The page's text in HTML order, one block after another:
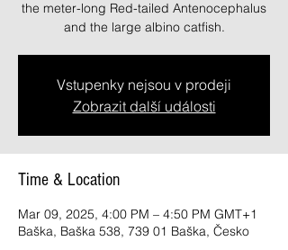
the meter-long Red-tailed Antenocephalus
and the large albino catfish.
Vstupenky nejsou v prodeji
Zobrazit další události
Time & Location
Mar 09, 2025, 4:00 PM – 4:50 PM GMT+1
Baška, Baška 538, 739 01 Baška, Česko